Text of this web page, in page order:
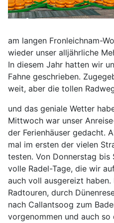
am langen Fronleichnam-
wieder unser alljährliche
In diesem Jahr hatten wir
Fahne geschrieben.
weit, aber die tollen
und das geniale Wetter
Mittwoch war unser
der Ferienhäuser gedacht.
mal im ersten der vielen
testen. Von Donnerstag
volle Radel-Tage, die wir
auch voll ausgereizt
Radtouren, durch
nach Callantsoog zum
vorgenommen und auch